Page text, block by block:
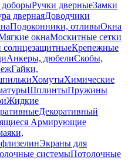
Ручки дверныеЗамки
двернаяДоводчики
Подоконники, отливыОкна
окнаМоскитные сетки
солнцезащитныеКрепежные
Анкеры, дюбелиСкобы,
Гайки,
ХомутыХимические
ШплинтыПружины
Жидкие
Декоративный
Армирующие
Экраны для
системыПотолочные